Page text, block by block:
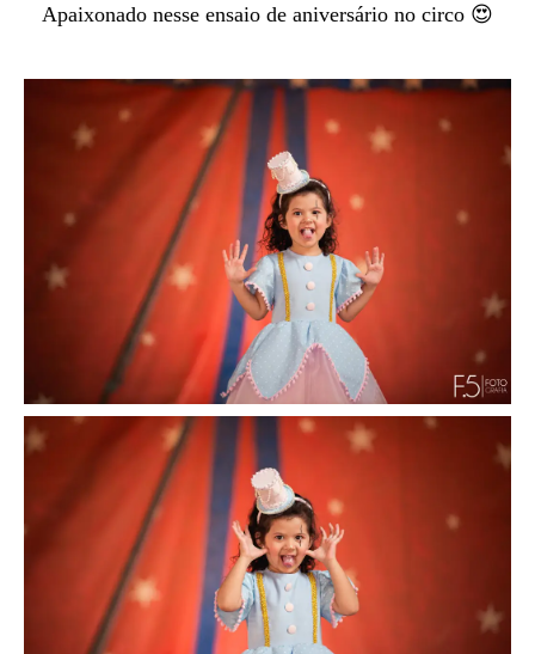
Apaixonado nesse ensaio de aniversário no circo 😍